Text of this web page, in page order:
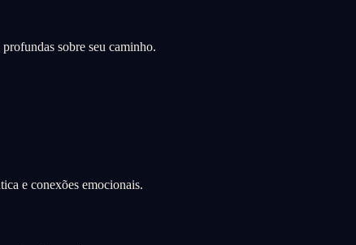
sobre seu caminho.
e conexões emocionais.